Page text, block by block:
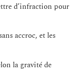
d’infraction pour
accroc, et les
la gravité de